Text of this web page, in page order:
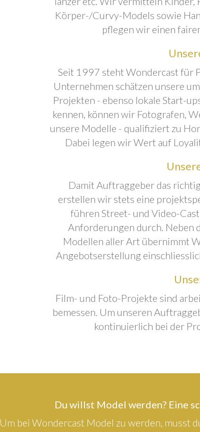
Körper-/Curvy-Models sowie
pflegen wir einen
Seit 1997 steht Wondercast für
Unternehmen schätzen unsere
Projekten - ebenso lokale Start-
kennen, können wir Fotografen,
unsere Modelle - qualifiziert zu
Dabei legen wir Wert auf
Damit Auftraggeber das
erstellen wir stets eine
führen Street- und Video-
Anforderungen durch. Neben
Modellen aller Art übernimmt
Angebotserstellung
Film- und Foto-Projekte sind
bemessen. Um unseren
kontinuierlich bei der
Du willst Model werden? Eine
Um bei Wondercast Model zu werden, musst